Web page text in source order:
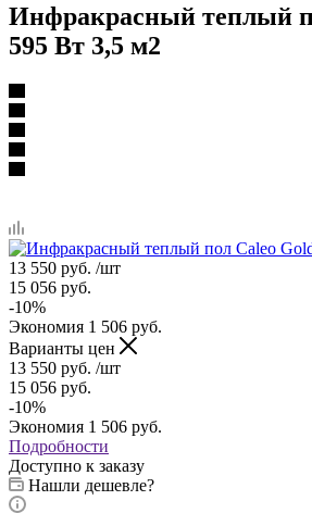
Инфракрасный теплый
595 Вт 3,5 м2
13 550 руб. /шт
15 056 руб.
-10%
Экономия 1 506 руб.
Варианты цен
13 550 руб. /шт
15 056 руб.
-10%
Экономия 1 506 руб.
Подробности
Доступно к заказу
Нашли дешевле?